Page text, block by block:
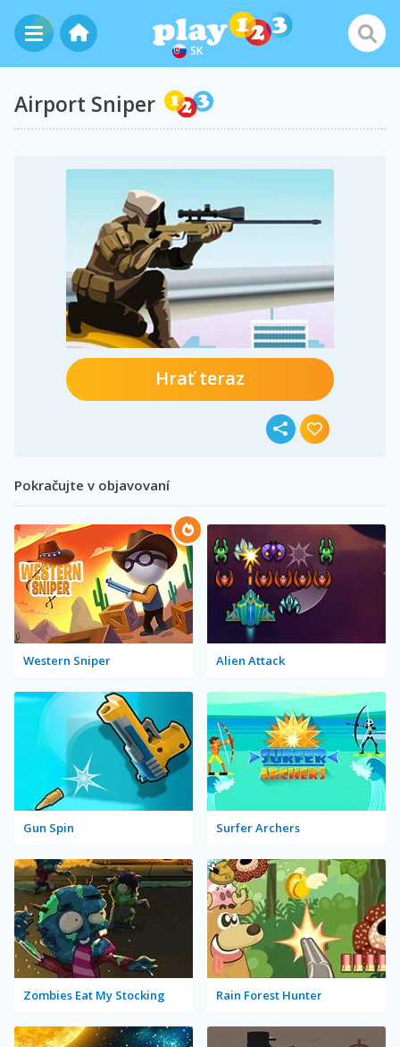
SK
Airport Sniper
Hrať teraz
Pokračujte v objavovaní
Western Sniper Alien Attack
Gun Spin Surfer Archers
Zombies Eat My Stocking Rain Forest Hunter